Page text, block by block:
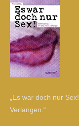
„Es war doch nur
Verlangen.“